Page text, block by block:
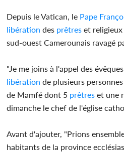
Depuis le Vatican, le Pape
libération des prêtres et religieux
sud-ouest Camerounais ravagé
"Je me joins à l'appel des
libération de plusieurs
de Mamfé dont 5 prêtres et une
dimanche le chef de l'église
Avant d'ajouter, "Prions
habitants de la province